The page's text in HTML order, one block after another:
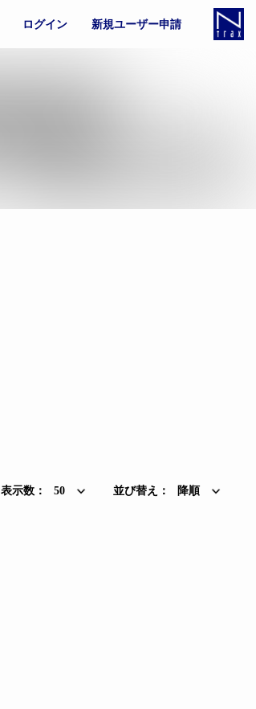
ログイン 新規ユーザー申請
表示数： 50 並び替え： 降順